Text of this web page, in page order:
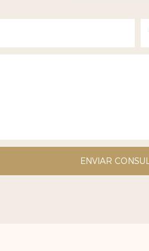
ENVIAR